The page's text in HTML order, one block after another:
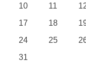
10
11
17
18
24
25
31